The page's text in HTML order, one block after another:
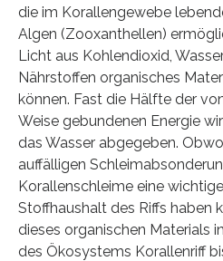
die im Korallengewebe
Algen (Zooxanthellen)
Licht aus Kohlendioxid,
Nährstoffen organisches
können. Fast die Hälfte der
Weise gebundenen Energie
das Wasser abgegeben.
auffälligen
Korallenschleime eine
Stoffhaushalt des Riffs haben
dieses organischen Materials
des Ökosystems Korallenriff